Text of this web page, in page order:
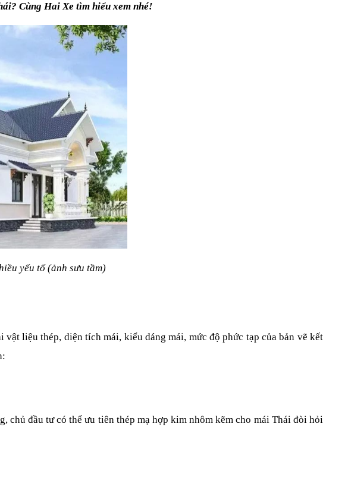
Cùng Hai Xe tìm hiểu xem nhé!
yếu tố (ảnh sưu tầm)
liệu thép, diện tích mái, kiểu dáng mái, mức độ phức tạp của bản vẽ kết
đầu tư có thể ưu tiên thép mạ hợp kim nhôm kẽm cho mái Thái đòi hỏi